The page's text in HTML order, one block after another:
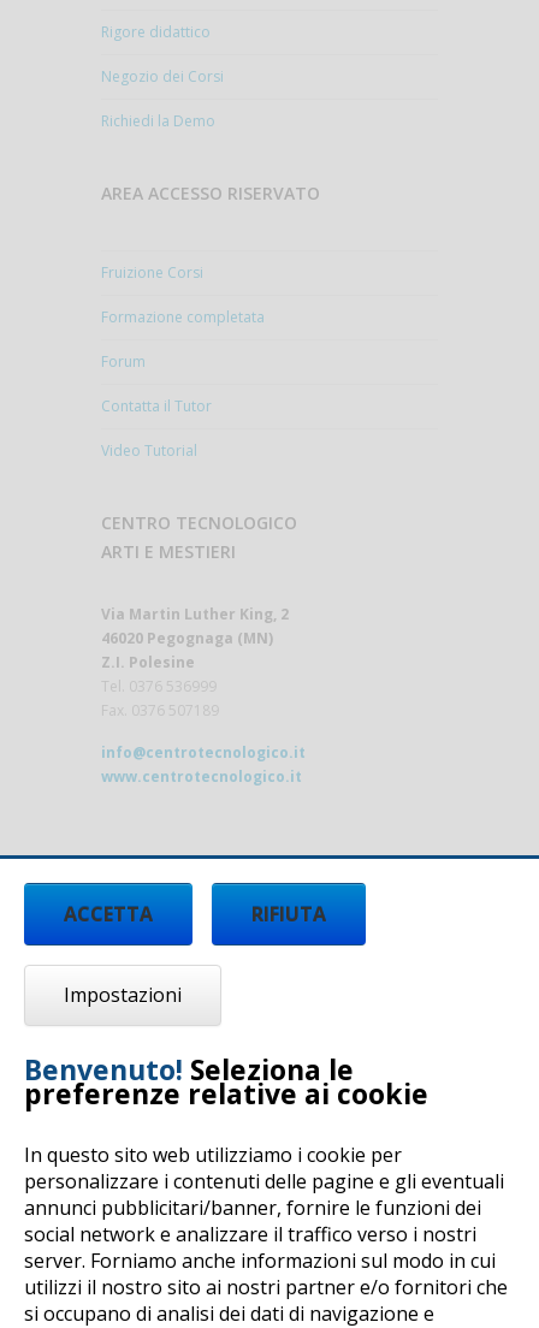
Rigore didattico
Negozio dei Corsi
Richiedi la Demo
AREA ACCESSO RISERVATO
Fruizione Corsi
Formazione completata
Forum
Contatta il Tutor
Video Tutorial
CENTRO TECNOLOGICO
ARTI E MESTIERI
Via Martin Luther King, 2
46020 Pegognaga (MN)
Z.I. Polesine
Tel. 0376 536999
Fax. 0376 507189
info@centrotecnologico.it
www.centrotecnologico.it
RIFIUTA
ACCETTA
Impostazioni
Benvenuto! Seleziona le
preferenze relative ai cookie
In questo sito web utilizziamo i cookie per
personalizzare i contenuti delle pagine e gli eventuali
annunci pubblicitari/banner, fornire le funzioni dei
social network e analizzare il traffico verso i nostri
server. Forniamo anche informazioni sul modo in cui
utilizzi il nostro sito ai nostri partner e/o fornitori che
si occupano di analisi dei dati di navigazione e
Copyright © 2017 by Centro Tecnologico Arti e
Mestieri - All rights reserved -
Privacy Policy
Cookie Policy
Dichiarazione di accessibilità
Realizzato con lapiattaforma e-Learning